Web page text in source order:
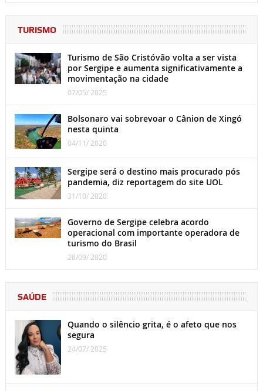
TURISMO
Turismo de São Cristóvão volta a ser vista
por Sergipe e aumenta significativamente a
movimentação na cidade
07/05/ 2025
Bolsonaro vai sobrevoar o Cânion de Xingó
nesta quinta
04/11/ 2020
Sergipe será o destino mais procurado pós
pandemia, diz reportagem do site UOL
31/10/ 2020
Governo de Sergipe celebra acordo
operacional com importante operadora de
turismo do Brasil
28/09/ 2020
SAÚDE
Quando o silêncio grita, é o afeto que nos
segura
24/07/ 2025